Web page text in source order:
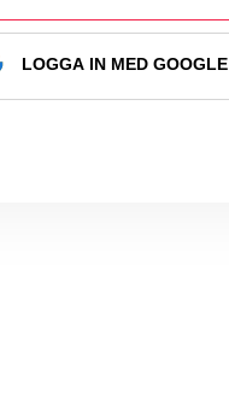
LOGGA IN MED GOOGLE